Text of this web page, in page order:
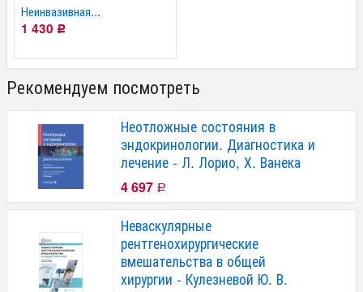
Неинвазивная...
1 430 Р
Рекомендуем посмотреть
Неотложные состояния в
эндокринологии. Диагностика и
лечение - Л. Лорио, Х. Ванека
4 697 Р
Неваскулярные
рентгенохирургические
вмешательства в общей
хирургии - Кулезневой Ю. В.